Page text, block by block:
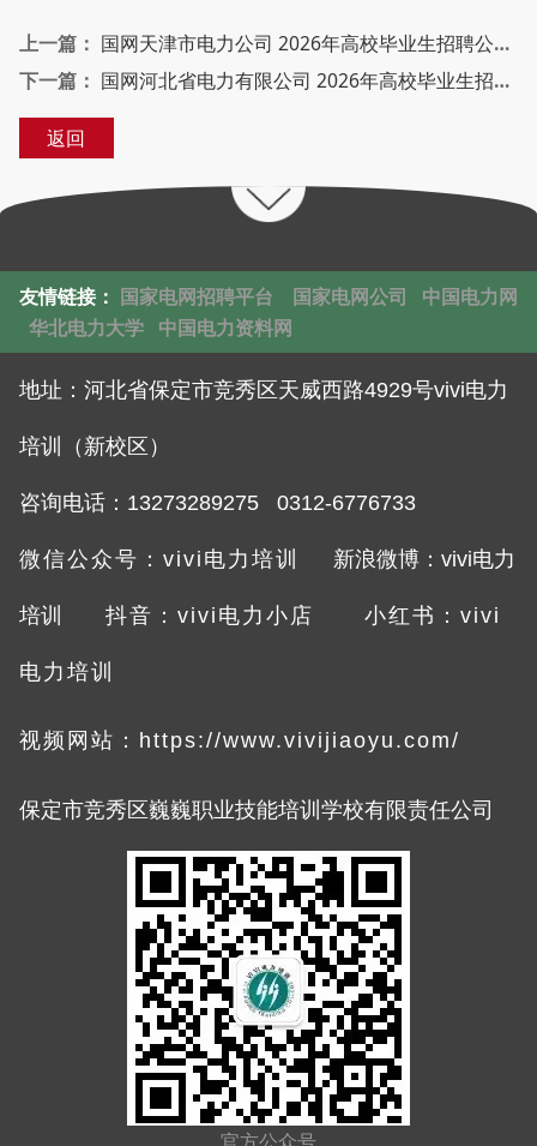
上一篇： 国网天津市电力公司 2026年高校毕业生招聘公告（第三批）
下一篇： 国网河北省电力有限公司 2026年高校毕业生招聘公告（第三批）
返回
友情链接： 国家电网招聘平台 国家电网公司
中国电力网
华北电力大学
中国电力资料网
地址： 河北省保定市竞秀区天威西路4929号vivi电力
培训（新校区）
咨询电话：13273289275 0312-6776733
微信公众号：vivi电力培训 新浪微博：vivi电力
培训 抖音：vivi电力小店 小红书：vivi
电力培训
视频网站： https://www.vivijiaoyu.com/
保定市竞秀区巍巍职业技能培训学校有限责任公司